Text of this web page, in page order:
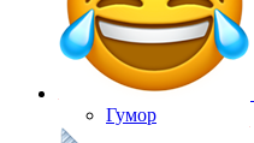
Гумор